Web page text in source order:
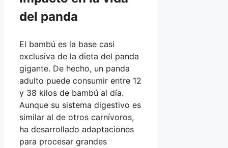
del panda
El bambú es la base casi
exclusiva de la dieta del panda
gigante. De hecho, un panda
adulto puede consumir entre 12
y 38 kilos de bambú al día.
Aunque su sistema digestivo es
similar al de otros carnívoros,
ha desarrollado adaptaciones
para procesar grandes